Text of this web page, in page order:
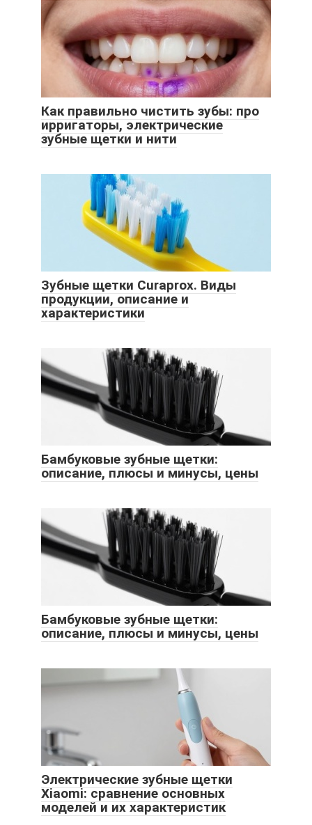
Как правильно чистить зубы: про
ирригаторы, электрические
зубные щетки и нити
Зубные щетки Curaprox. Виды
продукции, описание и
характеристики
Бамбуковые зубные щетки:
описание, плюсы и минусы, цены
Бамбуковые зубные щетки:
описание, плюсы и минусы, цены
Электрические зубные щетки
Xiaomi: сравнение основных
моделей и их характеристик